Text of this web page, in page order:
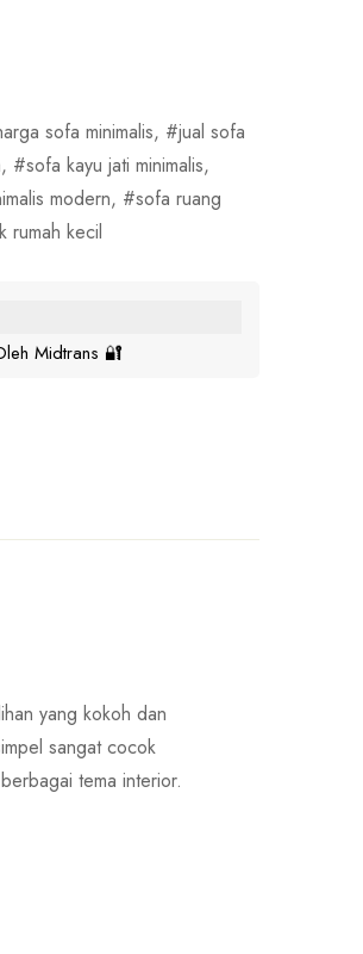
sofa minimalis,
jual sofa
, sofa kayu jati minimalis,
modern,
sofa ruang
rumah kecil
Midtrans 🔐
yang kokoh dan
sangat cocok
tema interior.